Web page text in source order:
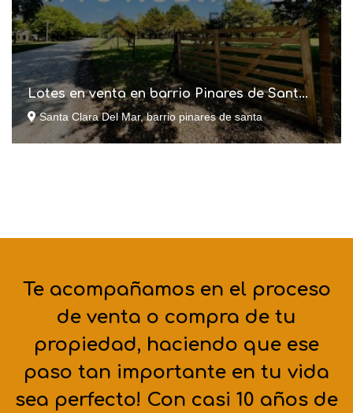
Lotes en venta en barrio Pinares de Sant...
Santa Clara Del Mar, barrio pinares de santa
Te acompañamos en el proceso
de venta o compra de tu
propiedad, haciendo que ese
paso tan importante en tu vida
sea perfecto! Con casi 10 años de